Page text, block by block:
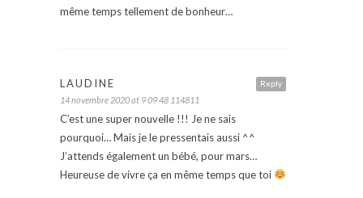
même temps tellement de bonheur…
Reply
LAUDINE
14 novembre 2020 at 9 09 48 114811
C’est une super nouvelle !!! Je ne sais
pourquoi… Mais je le pressentais aussi ^^
J’attends également un bébé, pour mars…
Heureuse de vivre ça en même temps que toi